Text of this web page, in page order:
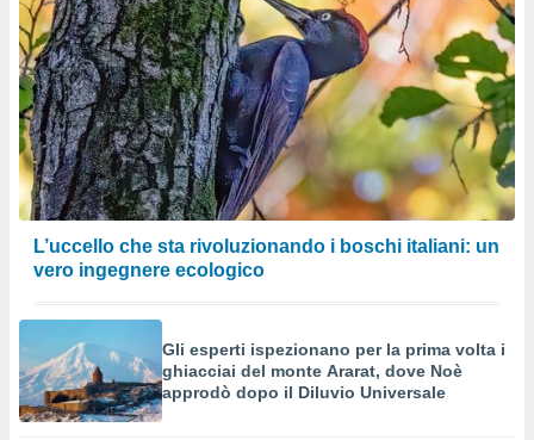
L’uccello che sta rivoluzionando i boschi italiani: un
vero ingegnere ecologico
Gli esperti ispezionano per la prima volta i
ghiacciai del monte Ararat, dove Noè
approdò dopo il Diluvio Universale